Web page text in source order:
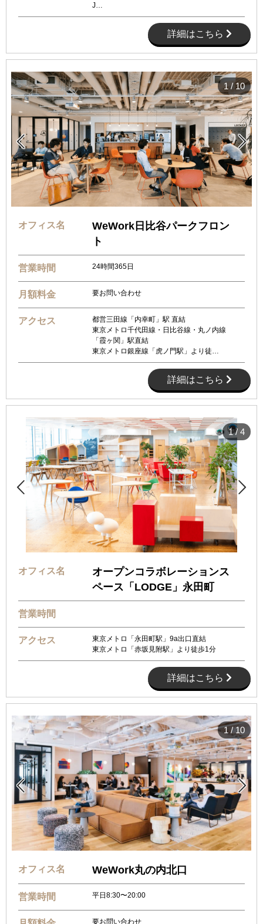
J…
詳細はこちら
 
1 / 10
オフィス名
WeWork日比谷パークフロン
ト
営業時間 24時間365日
月額料金 要お問い合わせ
アクセス
都営三田線「内幸町」駅 直結
東京メトロ千代田線・日比谷線・丸ノ内線
「霞ヶ関」駅直結
東京メトロ銀座線「虎ノ門駅」より徒…
詳細はこちら
 
1/ 4
オフィス名
オープンコラボレーションス
ペース「LODGE」永田町
営業時間
アクセス
東京メトロ「永田町駅」9a出口直結
東京メトロ「赤坂見附駅」より徒歩1分
詳細はこちら
 
1 /10
オフィス名 WeWork丸の内北口
営業時間 平日8:30〜20:00
要お問い合わせ